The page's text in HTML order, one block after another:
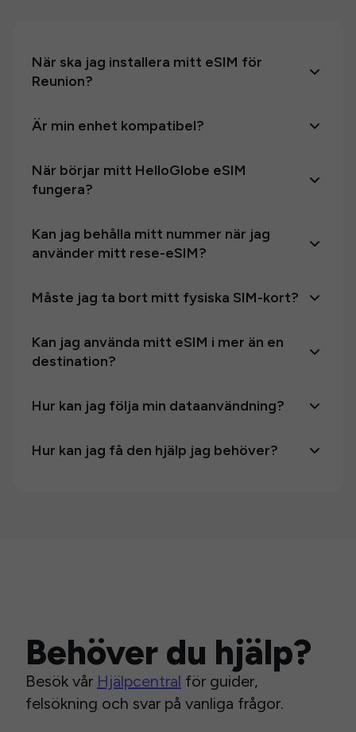
När ska jag installera mitt eSIM för
Reunion?
Är min enhet kompatibel?
När börjar mitt HelloGlobe eSIM
fungera?
Kan jag behålla mitt nummer när jag
använder mitt rese-eSIM?
Måste jag ta bort mitt fysiska SIM-kort?
Kan jag använda mitt eSIM i mer än en
destination?
Hur kan jag följa min dataanvändning?
Hur kan jag få den hjälp jag behöver?
Behöver du hjälp?
Besök vår Hjälpcentral för guider,
felsökning och svar på vanliga frågor.